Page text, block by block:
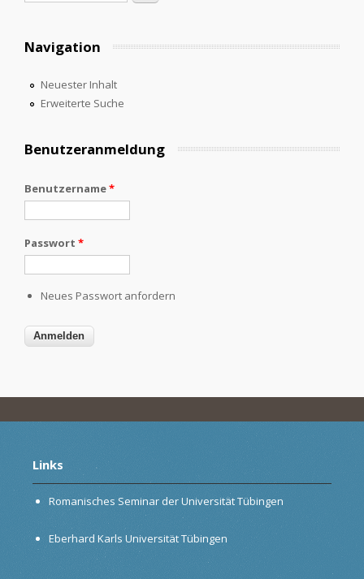
Navigation
Neuester Inhalt
Erweiterte Suche
Benutzeranmeldung
Benutzername*
Passwort *
Neues Passwort anfordern
Links
Romanisches Seminar der Universität Tübingen
Eberhard Karls Universität Tübingen